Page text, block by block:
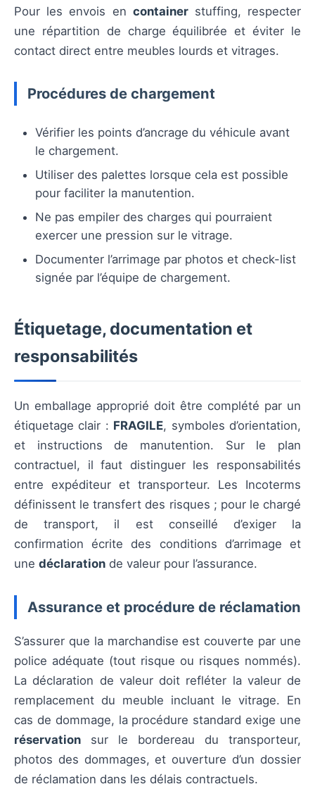
Pour les envois en containerstuffing, respecter
une répartition de charge équilibrée et éviter le
contact direct entre meubles lourds et vitrages.
Procédures de chargement
Vérifier les points d’ancrage du véhicule avant
le chargement.
Utiliser des palettes lorsque cela est possible
pour faciliter la manutention.
Ne pas empiler des charges qui pourraient
exercer une pression sur le vitrage.
Documenter l’arrimage par photos et check-list
signée par l’équipe de chargement.
Étiquetage, documentation et
responsabilités
Un emballage approprié doit être complété par un
étiquetage clair : FRAGILE, symboles d’orientation,
et instructions de manutention. Sur le plan
contractuel, il faut distinguer les responsabilités
entre expéditeur et transporteur. Les Incoterms
définissent le transfert des risques ; pour le chargé
de transport, il est conseillé d’exiger la
confirmation écrite des conditions d’arrimage et
une déclaration de valeur pour l’assurance.
Assurance et procédure de réclamation
S’assurer que la marchandise est couverte par une
police adéquate (tout risque ou risques nommés).
La déclaration de valeur doit refléter la valeur de
remplacement du meuble incluant le vitrage. En
cas de dommage, la procédure standard exige une
réservation sur le bordereau du transporteur,
photos des dommages, et ouverture d’un dossier
de réclamation dans les délais contractuels.